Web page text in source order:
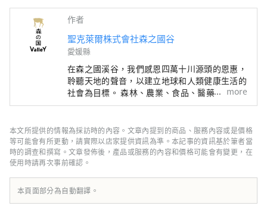
作者
聖克萊爾株式會社森之國谷
愛媛縣
在森之國溪谷，我們感恩四萬十川源頭的恩惠，
聆聽天地的聲音，以建立地球和人類健康生活的
社會為目標。 森林、農業、食品、醫藥、教
育。 您在日常生活中多久感受到這些連結？在
連結。從森林流淌的水、鬆軟的土壤、自由生長
的蔬菜和人類。一切事物都是相互連結、相互關
聯的，並且圍繞著生活而旋轉。我們將透過我們
的「Ametsuchi no Kokoro」來傳達這個共同
的循環。
more
本文所提供的情報為採訪時的內容。文章內提到的商品、服務內容或是價格
等可能會有所更動，請實際以店家提供資訊為準。本記事的資訊基於筆者當
時的調查和撰寫。文章發佈後，產品或服務的內容和價格可能會有變更，在
使用時請再次事前確認。
本頁面部分為自動翻譯。